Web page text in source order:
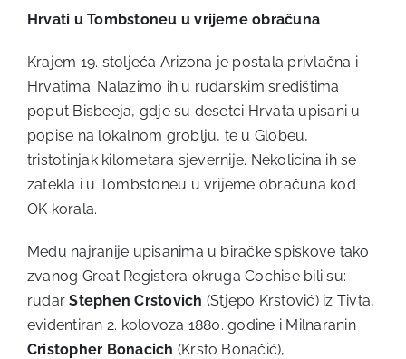
Hrvati u Tombstoneu u vrijeme obračuna
Krajem 19. stoljeća Arizona je postala privlačna i
Hrvatima. Nalazimo ih u rudarskim središtima
poput Bisbeeja, gdje su desetci Hrvata upisani u
popise na lokalnom groblju, te u Globeu,
tristotinjak kilometara sjevernije. Nekolicina ih se
zatekla i u Tombstoneu u vrijeme obračuna kod
OK korala.
Među najranije upisanima u biračke spiskove tako
zvanog Great Registera okruga Cochise bili su:
rudarStephen Crstovich (Stjepo Krstović) iz Tivta,
evidentiran 2. kolovoza 1880. godine i Milnaranin
Cristopher Bonacich (Krsto Bonačić),